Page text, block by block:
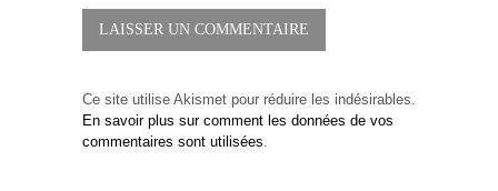
Ce site utilise Akismet pour réduire les indésirables.
En savoir plus sur comment les données de vos
commentaires sont utilisées.